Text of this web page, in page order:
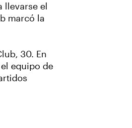
llevarse el
marcó la
30. En
equipo de